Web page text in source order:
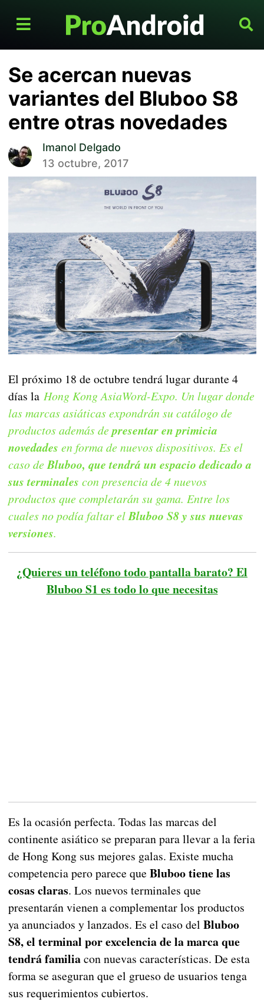
Se acercan nuevas
variantes del Bluboo S8
entre otras novedades
Imanol Delgado
13 octubre, 2017
El próximo 18 de octubre tendrá lugar durante 4
días la Hong Kong AsiaWord-Expo. Un lugar donde
las marcas asiáticas expondrán su catálogo de
productos además depresentar en primicia
novedades en forma de nuevos dispositivos. Es el
caso deBluboo, que tendrá un espacio dedicado a
sus terminales con presencia de 4 nuevos
productos que completarán su gama. Entre los
cuales no podía faltar elBluboo S8 y sus nuevas
versiones.
¿Quieres un teléfono todo pantalla barato? El
Bluboo S1 es todo lo que necesitas
Es la ocasión perfecta. Todas las marcas del
continente asiático se preparan para llevar a la feria
de Hong Kong sus mejores galas. Existe mucha
competencia pero parece que Bluboo tiene las
cosas claras. Los nuevos terminales que
presentarán vienen a complementar los productos
ya anunciados y lanzados. Es el caso del Bluboo
S8, el terminal por excelencia de la marca que
tendrá familiacon nuevas características. De esta
forma se aseguran que el grueso de usuarios tenga
sus requerimientos cubiertos.